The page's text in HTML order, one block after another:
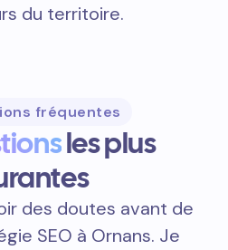
du territoire.
fréquentes
les plus
des doutes avant de
SEO à Ornans. Je